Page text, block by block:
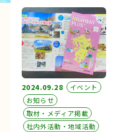
2024.09.28
イベント
お知らせ
取材・メディア掲載
社内外活動・地域活動